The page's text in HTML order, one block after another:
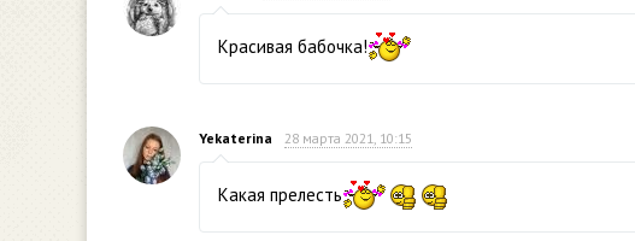
Красивая бабочка!
Yekaterina 28 марта 2021, 10:15
Какая прелесть